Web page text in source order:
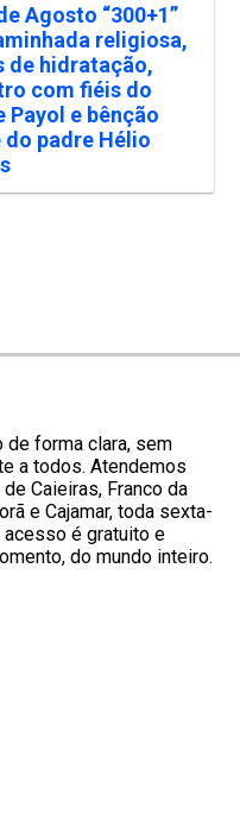
Agosto “300+1”
religiosa,
de hidratação,
com fiéis do
Payol e bênção
do padre Hélio
forma clara, sem
a todos. Atendemos
Caieiras, Franco da
e Cajamar, toda sexta-
acesso é gratuito e
do mundo inteiro.